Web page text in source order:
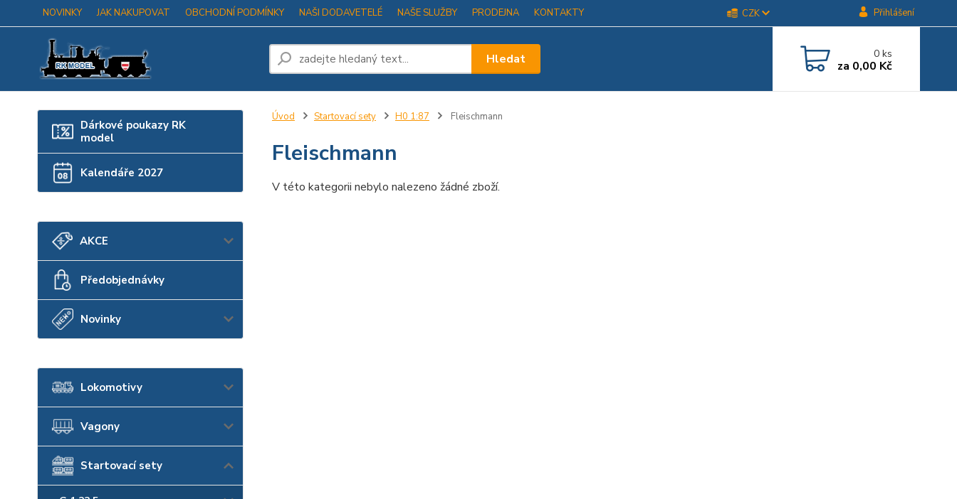
NOVINKY JAK NAKUPOVAT OBCHODNÍ PODMÍNKY NAŠI DODAVETELÉ NAŠE SLUŽBY PRODEJNA KONTAKTY CZK Přihlášení
Hledat 0ks
za 0,00 Kč
Dárkové poukazy RK
model
Kalendáře 2027
AKCE
Předobjednávky
Novinky
Lokomotivy
Vagony
Startovací sety
Úvod Startovací sety H0 1:87 Fleischmann
Fleischmann
V této kategorii nebylo nalezeno žádné zboží.